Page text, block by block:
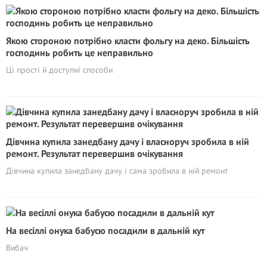
Якою стороною потрібно класти фольгу на деко. Більшість
господинь робить це неправильно
Ці прості й доступні способи
Дівчина купила занедбану дачу і власноруч зробила в ній
ремонт. Результат перевершив очікування
Дівчина купила занедбану дачу і сама зробила в ній ремонт
На весіллі онука бабусю посадили в дальній кут
Вибач